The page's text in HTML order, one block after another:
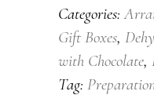
Vegan
Chocolate
quantity
Categories:
Gift Boxes,
with Chocolate,
Tag: